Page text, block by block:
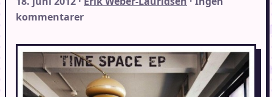
kommentarer